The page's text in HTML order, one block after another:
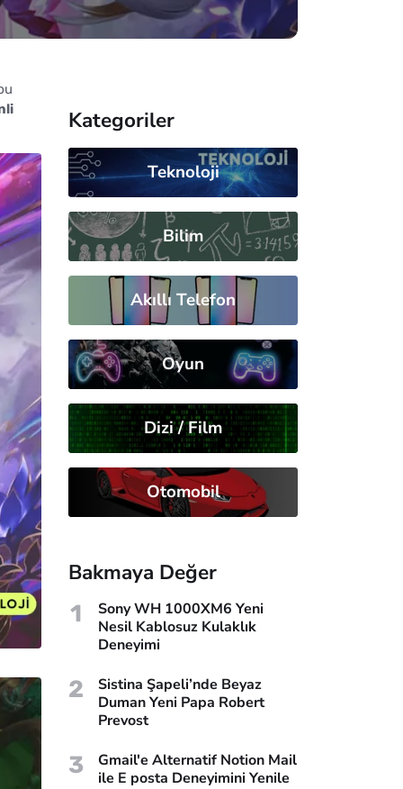
Kategoriler
Teknoloji
Bilim
Akıllı Telefon
Oyun
Dizi / Film
Otomobil
Bakmaya Değer
1
Sony WH 1000XM6 Yeni
Nesil Kablosuz Kulaklık
Deneyimi
2
Sistina Şapeli’nde Beyaz
Duman Yeni Papa Robert
Prevost
3
Gmail'e Alternatif Notion Mail
ile E posta Deneyimini Yenile